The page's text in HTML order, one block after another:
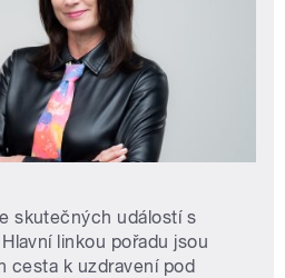
skutečných událostí s
linkou pořadu jsou
cesta k uzdravení pod